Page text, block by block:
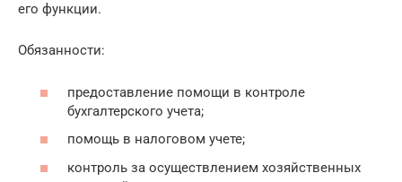
его функции.
Обязанности:
предоставление помощи в контроле
бухгалтерского учета;
помощь в налоговом учете;
контроль за осуществлением хозяйственных